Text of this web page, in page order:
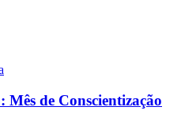
Mês de Conscientização